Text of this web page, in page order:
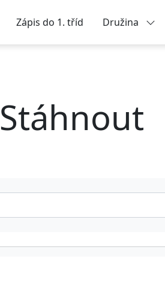
Zápis do 1. tříd Družina
Stáhnout